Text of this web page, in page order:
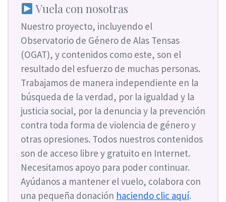
Vuela con nosotras
Nuestro proyecto, incluyendo el
Observatorio de Género de Alas Tensas
(OGAT), y contenidos como este, son el
resultado del esfuerzo de muchas personas.
Trabajamos de manera independiente en la
búsqueda de la verdad, por la igualdad y la
justicia social, por la denuncia y la prevención
contra toda forma de violencia de género y
otras opresiones. Todos nuestros contenidos
son de acceso libre y gratuito en Internet.
Necesitamos apoyo para poder continuar.
Ayúdanos a mantener el vuelo, colabora con
una pequeña donación haciendo clic aquí.